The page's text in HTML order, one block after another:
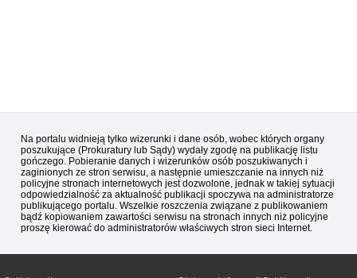
Na portalu widnieją tylko wizerunki i dane osób, wobec których organy
poszukujące (Prokuratury lub Sądy) wydały zgodę na publikację listu
gończego. Pobieranie danych i wizerunków osób poszukiwanych i
zaginionych ze stron serwisu, a następnie umieszczanie na innych niż
policyjne stronach internetowych jest dozwolone, jednak w takiej sytuacji
odpowiedzialność za aktualność publikacji spoczywa na administratorze
publikującego portalu. Wszelkie roszczenia związane z publikowaniem
bądź kopiowaniem zawartości serwisu na stronach innych niż policyjne
proszę kierować do administratorów właściwych stron sieci Internet.